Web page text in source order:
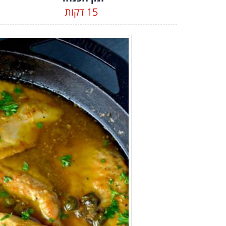
15 דקות